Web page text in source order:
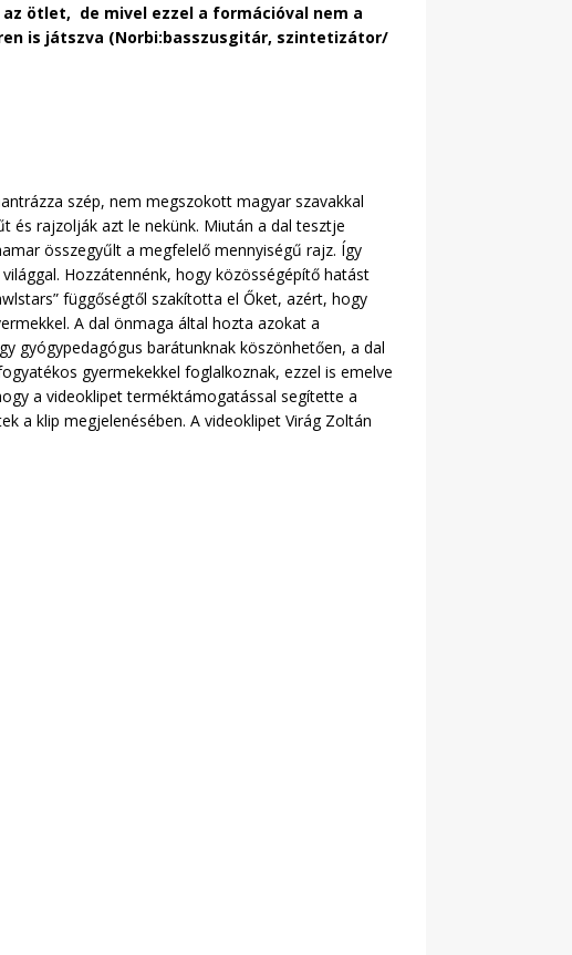
ötlet, de mivel ezzel a formációval nem a
is játszva (Norbi:basszusgitár, szintetizátor/
szép, nem megszokott magyar szavakkal
és rajzolják azt le nekünk. Miután a dal tesztje
összegyűlt a megfelelő mennyiségű rajz. Így
Hozzátennénk, hogy közösségépítő hatást
függőségtől szakította el Őket, azért, hogy
A dal önmaga által hozta azokat a
gyógypedagógus barátunknak köszönhetően, a dal
gyermekekkel foglalkoznak, ezzel is emelve
a videoklipet terméktámogatással segítette a
a klip megjelenésében. A videoklipet Virág Zoltán